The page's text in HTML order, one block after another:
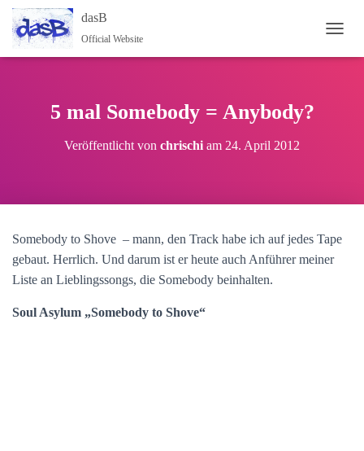
dasB
Official Website
5 mal Somebody = Anybody?
Veröffentlicht von chrischi am 24. April 2012
Somebody to Shove – mann, den Track habe ich auf jedes Tape
gebaut. Herrlich. Und darum ist er heute auch Anführer meiner
Liste an Lieblingssongs, die Somebody beinhalten.
Soul Asylum „Somebody to Shove“